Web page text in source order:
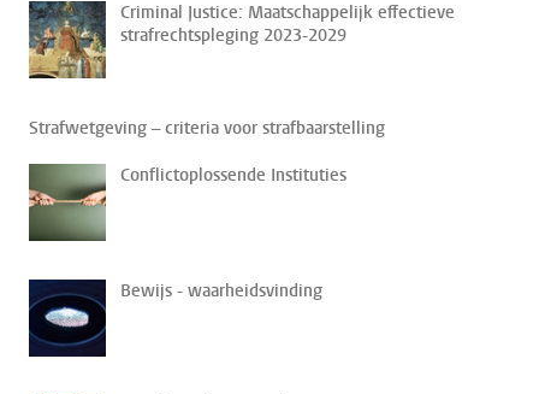
Criminal Justice: Maatschappelijk effectieve
strafrechtspleging 2023-2029
Strafwetgeving – criteria voor strafbaarstelling
Conflictoplossende Instituties
Bewijs - waarheidsvinding